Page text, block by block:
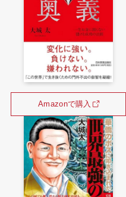
Amazonで購入